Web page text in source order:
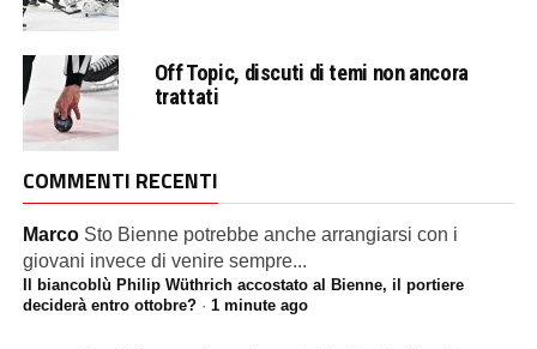
Off Topic, discuti di temi non ancora
trattati
COMMENTI RECENTI
Marco Sto Bienne potrebbe anche arrangiarsi con i
giovani invece di venire sempre...
Il biancoblù Philip Wüthrich accostato al Bienne, il portiere
deciderà entro ottobre?· 1 minute ago